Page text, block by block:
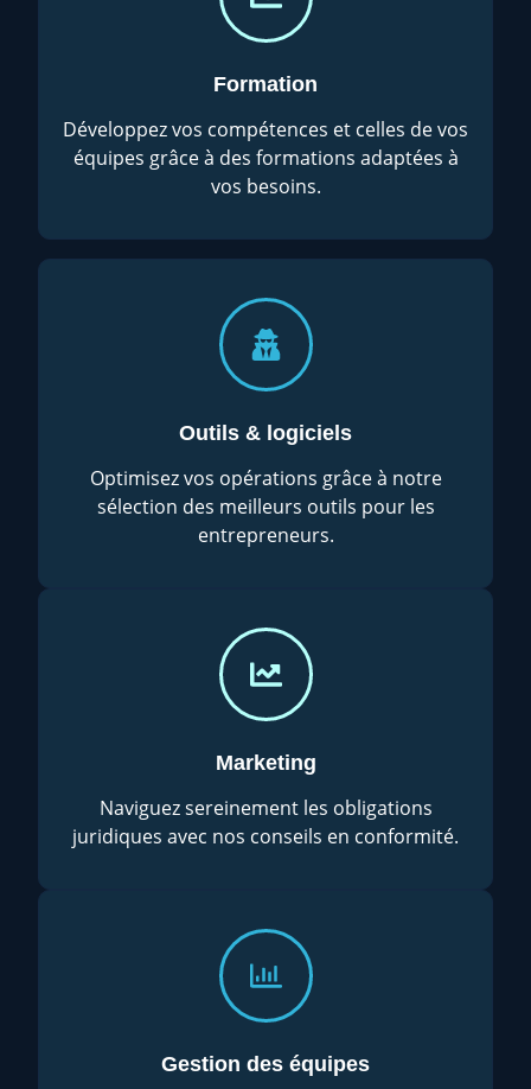
Formation
Développez vos compétences et celles de vos
équipes grâce à des formations adaptées à
vos besoins.
Outils & logiciels
Optimisez vos opérations grâce à notre
sélection des meilleurs outils pour les
entrepreneurs.
Marketing
Naviguez sereinement les obligations
juridiques avec nos conseils en conformité.
Gestion des équipes